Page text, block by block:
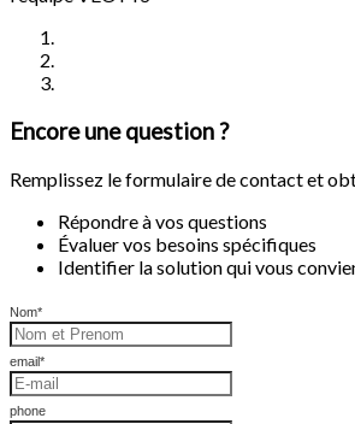
Encore une question ?
Remplissez le formulaire de contact et
Répondre à vos questions
Évaluer vos besoins spécifiques
Identifier la solution qui vous
Nom*
email*
phone